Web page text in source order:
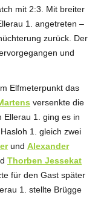
mit 2:3. Mit breiter
1. angetreten –
zurück. Der
und
Elfmeterpunkt das
versenkte die
Ellerau 1. ging es in
1. gleich zwei
und Alexander
Thorben Jessekat
für den Gast später
1. stellte Brügge